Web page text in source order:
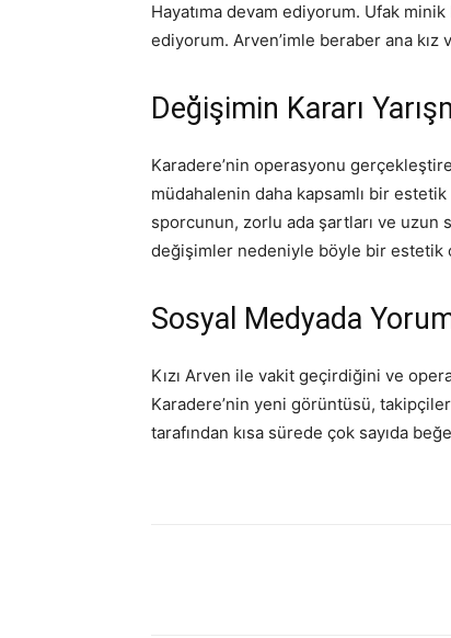
Hayatıma devam ediyorum. Ufak
ediyorum. Arven’imle beraber ana
Değişimin Kararı
Karadere’nin operasyonu
müdahalenin daha kapsamlı bir
sporcunun, zorlu ada şartları ve uzun
değişimler nedeniyle böyle bir estetik
Sosyal Medyada
Kızı Arven ile vakit geçirdiğini ve
Karadere’nin yeni görüntüsü,
tarafından kısa sürede çok sayıda